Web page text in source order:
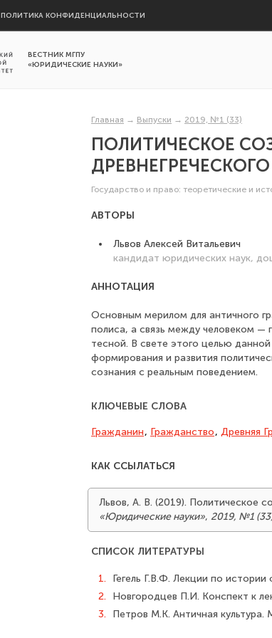
ПОЛИТИКА КОНФИДЕНЦИАЛЬНОСТИ
ВЕСТНИК МГПУ
«ЮРИДИЧЕСКИЕ НАУКИ»
Главная → Выпуски → 2019, №1 (33)
ПОЛИТИЧЕСКОЕ
Государство и право: теоретические и
АВТОРЫ
Львов Алексей Витальевич
кандидат юридических наук,
АННОТАЦИЯ
Основным мерилом для античного
полиса, а связь между человеком —
тесной. В свете этого целью
формирования и развития
сознания с реальным поведением.
КЛЮЧЕВЫЕ СЛОВА
Гражданин, Гражданство, Древняя
КАК ССЫЛАТЬСЯ
Львов, А. В. (2019). Политическое
«Юридические науки», 2019, №1
СПИСОК ЛИТЕРАТУРЫ
1.
Гегель Г.В.Ф. Лекции по
2.
Новгородцев П.И. Конспект к
3.
Петров М.К. Античная